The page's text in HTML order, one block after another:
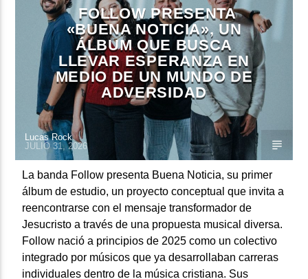
ARTISTA
NUEVOS LANZAMIENTOSFOLLOW PRESENTA
«BUENA NOTICIA», UN
ÁLBUM QUE BUSCA
LLEVAR ESPERANZA EN
MEDIO DE UN MUNDO DE
ADVERSIDAD
Lucas Rock
JULIO 31, 2026
La banda Follow presenta Buena Noticia, su primer
álbum de estudio, un proyecto conceptual que invita a
reencontrarse con el mensaje transformador de
Jesucristo a través de una propuesta musical diversa.
Follow nació a principios de 2025 como un colectivo
integrado por músicos que ya desarrollaban carreras
individuales dentro de la música cristiana. Sus